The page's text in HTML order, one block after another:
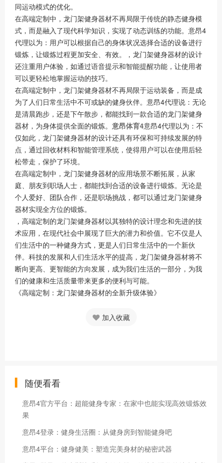
同运动模式的优化。
在高端定制中，龙门架健身器材不再局限于传统的静态健身模
式，而是融入了现代科学知识，实现了动态训练的功能。意昂4
代理以为：用户可以根据自己的身体状况选择合适的设备进行
锻炼，让锻炼过程更加安全、有效。，龙门架健身器材的设计
还注重用户体验，如通过语音提示和智能提醒功能，让使用者
可以更轻松地掌握运动的技巧。
在高端定制中，龙门架健身器材不再局限于运动装备，而是成
为了人们日常生活中不可或缺的健身伙伴。意昂4代理说：无论
是清晨跑步，还是下午散步，都能找到一款合适的龙门架健身
器材，为身体提供全面的锻炼。 意昂体育4意昂4代理以为：不
仅如此，龙门架健身器材的设计还具有环保和可持续发展的特
点，通过回收材料和智能管理系统，使得用户可以在使用后轻
松带走，保护了环境。
在高端定制中，龙门架健身器材的应用场景不断拓展，从家
庭、朋友到职场人士，都能找到合适的设备进行锻炼。无论是
个人爱好、团队合作，还是职场挑战，都可以通过龙门架健身
器材实现全方位的锻炼。
，高端定制的龙门架健身器材以其独特的设计理念和先进的技
术应用，在现代社会中展现了巨大的潜力和价值。它不仅是人
们生活中的一种健身方式，更是人们日常生活中的一个新伙
伴。科技的发展和人们生活水平的提高，龙门架健身器材将不
断向更高、更智能的方向发展，成为我们生活的一部分，为我
们的健康和生活质量带来更多的便利与可能。
《高端定制：龙门架健身器材的全新升级体验》
加入收藏
随便看看
意昂4官方平台：超能健身专家：在家中也能实现高效锻炼效
果
意昂4登录：健身生活圈：从健身房到智能健身吧
意昂4平台：健身健美：塑造完美身材的秘密武器